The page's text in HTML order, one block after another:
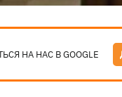
НА НАС В GOOGLE